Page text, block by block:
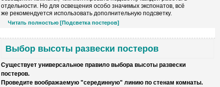
отдельности. Но для освещения особо значимых экспонатов, всё
же рекомендуется использовать дополнительную подсветку.
Читать полностью [Подсветка постеров]
Выбор высоты развески постеров
Существует универсальное правило выбора высоты развески
постеров.
Проведите воображаемую "серединную" линию по стенам комнаты.